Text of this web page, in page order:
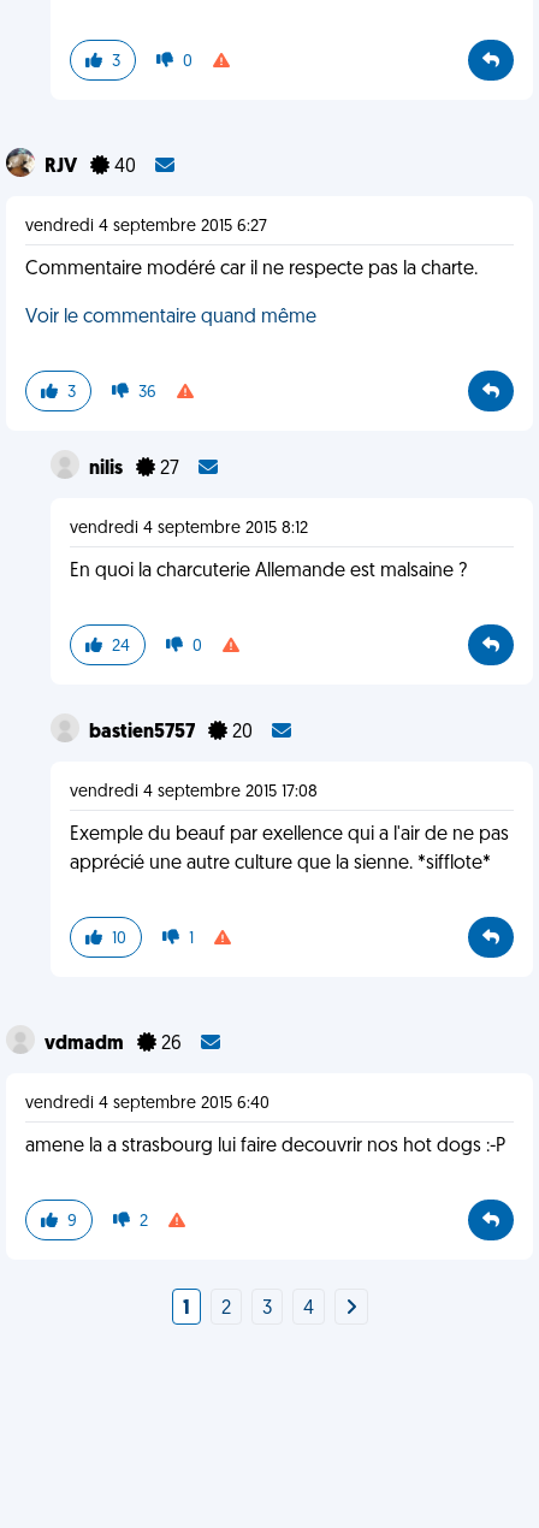
3 0
RJV 40
vendredi 4 septembre 2015 6:27
Commentaire modéré car il ne respecte pas la charte.
Voir le commentaire quand même
3 36
nilis 27
vendredi 4 septembre 2015 8:12
En quoi la charcuterie Allemande est malsaine ?
24 0
bastien5757 20
vendredi 4 septembre 2015 17:08
Exemple du beauf par exellence qui a l'air de ne pas
apprécié une autre culture que la sienne. *sifflote*
10 1
vdmadm 26
vendredi 4 septembre 2015 6:40
amene la a strasbourg lui faire decouvrir nos hot dogs :-P
9 2
1 2 3 4